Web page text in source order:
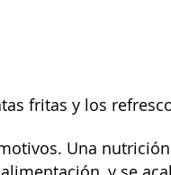
fritas y los
Una